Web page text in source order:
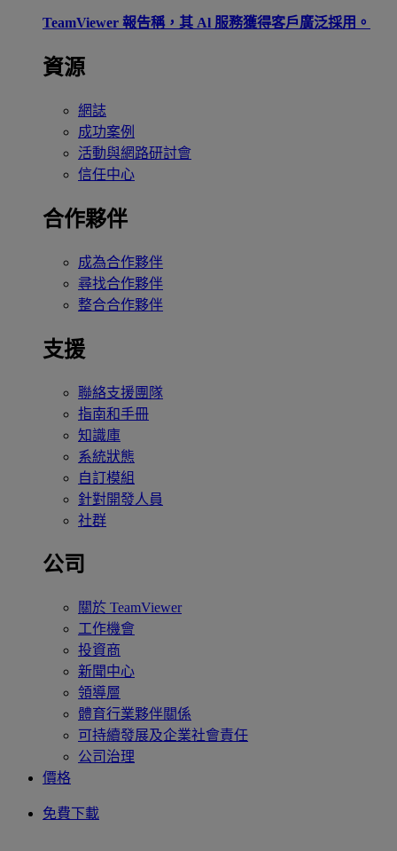
TeamViewer 報告稱，其 Al 服務獲得客戶廣泛採用。
資源
網誌
成功案例
活動與網路研討會
信任中心
合作夥伴
成為合作夥伴
尋找合作夥伴
整合合作夥伴
支援
聯絡支援團隊
指南和手冊
知識庫
系統狀態
自訂模組
針對開發人員
社群
公司
關於 TeamViewer
工作機會
投資商
新聞中心
領導層
體育行業夥伴關係
可持續發展及企業社會責任
公司治理
價格
免費下載